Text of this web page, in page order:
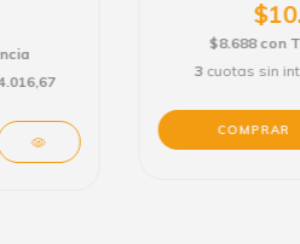
$8.688con
3 cuotas sin